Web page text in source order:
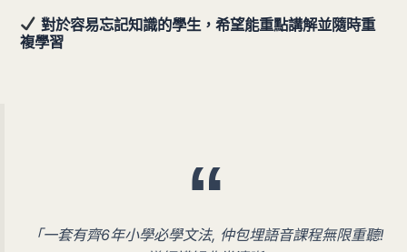
對於容易忘記知識的學生，希望能重點講解並隨時重
複學習
「一套有齊6年小學必學文法, 仲包埋語音課程無限重聽!